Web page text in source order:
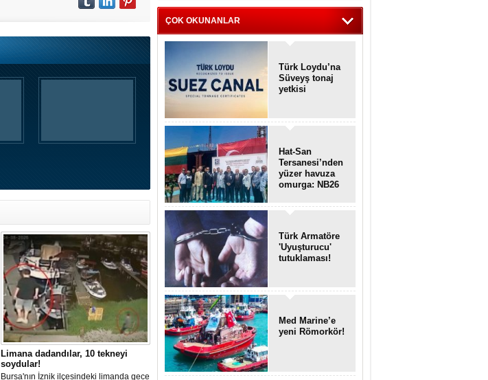
Limana dadandılar, 10 tekneyi
soydular!
Bursa'nın İznik ilçesindeki limanda gece
ithafen...
ÇOK OKUNANLAR
Türk Loydu’na
Süveyş tonaj
yetkisi
Hat-San
Tersanesi’nden
yüzer havuza
omurga: NB26
Türk Armatöre
'Uyuşturucu'
tutuklaması!
Med Marine’e
yeni Römorkör!